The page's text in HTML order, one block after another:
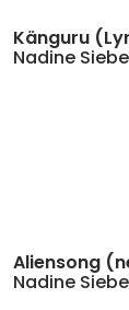
Känguru
Nadine
Aliensong
Nadine